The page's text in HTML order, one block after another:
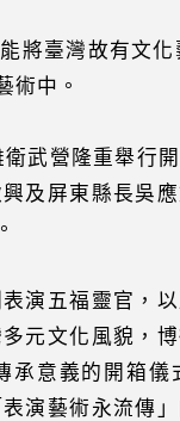
將臺灣故有文
術中。
武營隆重舉行
及屏東縣長吳
演五福靈官，
元文化風貌，
意義的開箱
演藝術永流傳